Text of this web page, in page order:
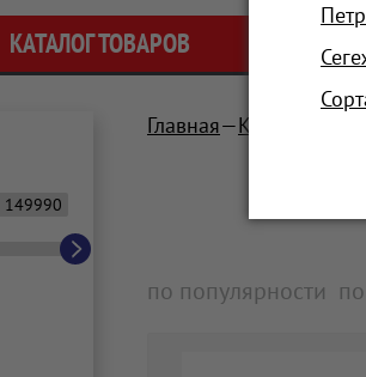
КАТАЛОГ ТОВАРОВ АКЦИИ
Главная Компьютеры
по популярности